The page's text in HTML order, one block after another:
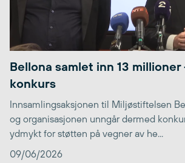
Bellona samlet inn 13 millioner
konkurs
Innsamlingsaksjonen til Miljøstiftelsen
og organisasjonen unngår dermed
ydmykt for støtten på vegner av he...
09/06/2026